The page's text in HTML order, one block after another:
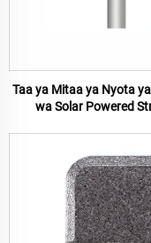
Taa ya Mitaa ya Nyota
wa Solar Powered